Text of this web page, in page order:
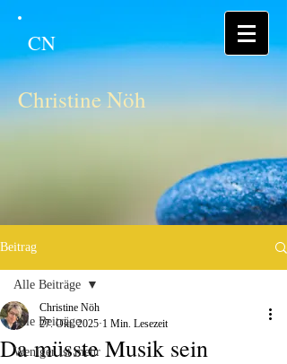
CN
Christine Nöh
Beitrag
Alle Beiträge
Weniger ist mehr
Alle Beiträge
Da müsste Musik sein
Christine Nöh
27. Okt. 2025 1 Min. Lesezeit